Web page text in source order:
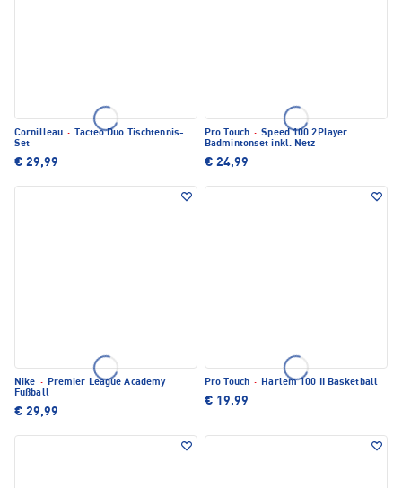
Cornilleau ·
Tacteo Duo Tischtennis-
Set
€ 29,99
Pro Touch · Speed 100 2Player
Badmintonset inkl. Netz
€ 24,99
Nike · Premier League Academy
Fußball
€ 29,99
Pro Touch · Harlem 100 II Basketball
€ 19,99